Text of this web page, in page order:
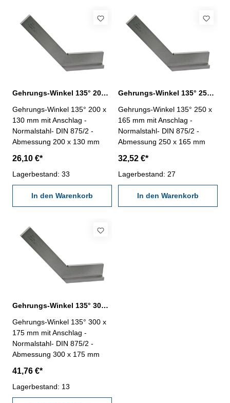
Gehrungs-Winkel 135° 200 x 130 mm DIN 875/2
Gehrungs-Winkel 135° 200 x
130 mm mit Anschlag -
Normalstahl- DIN 875/2 -
Abmessung 200 x 130 mm
26,10 €*
Lagerbestand: 33
In den Warenkorb
Gehrungs-Winkel 135° 250 x 165 mm DIN 875/2
Gehrungs-Winkel 135° 250 x
165 mm mit Anschlag -
Normalstahl- DIN 875/2 -
Abmessung 250 x 165 mm
32,52 €*
Lagerbestand: 27
In den Warenkorb
Gehrungs-Winkel 135° 300 x 175 mm DIN 875/2
Gehrungs-Winkel 135° 300 x
175 mm mit Anschlag -
Normalstahl- DIN 875/2 -
Abmessung 300 x 175 mm
41,76 €*
Lagerbestand: 13